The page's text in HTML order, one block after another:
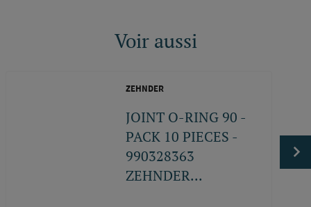
Voir aussi
ZEHNDER
JOINT O-RING 90 -
PACK 10 PIECES -
990328363
ZEHNDER...